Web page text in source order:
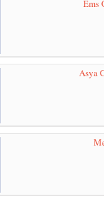
Ems
Asya